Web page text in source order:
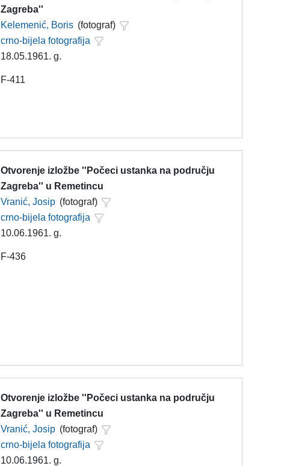
Zagreba''
Kelemenić, Boris (fotograf)
crno-bijela fotografija
18.05.1961. g.
F-411
Otvorenje izložbe ''Počeci ustanka na području
Zagreba'' u Remetincu
Vranić, Josip (fotograf)
crno-bijela fotografija
10.06.1961. g.
F-436
Otvorenje izložbe ''Počeci ustanka na području
Zagreba'' u Remetincu
Vranić, Josip (fotograf)
crno-bijela fotografija
10.06.1961. g.